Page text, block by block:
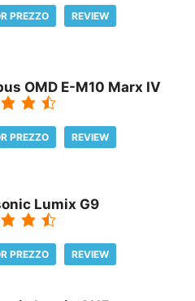
PREZZO REVIEW
OMD E-M10 Marx IV
PREZZO REVIEW
Lumix G9
PREZZO REVIEW